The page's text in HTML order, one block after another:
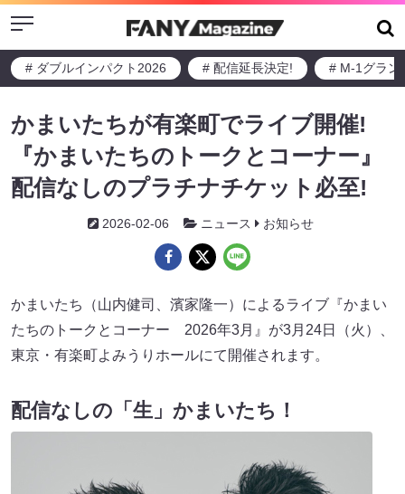
Menu
# ダブルインパクト2026 # 配信延長決定! # M-1グラン
かまいたちが有楽町でライブ開催!
『かまいたちのトークとコーナー』
配信なしのプラチナチケット必至!
2026-02-06 ニュース お知らせ
かまいたち（山内健司、濱家隆一）によるライブ『かまい
たちのトークとコーナー 2026年3月』が3月24日（火）、
東京・有楽町よみうりホールにて開催されます。
配信なしの「生」かまいたち！